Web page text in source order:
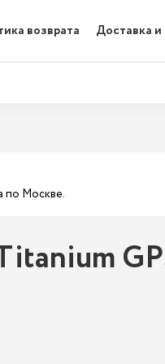
возврата Доставка и
по Москве.